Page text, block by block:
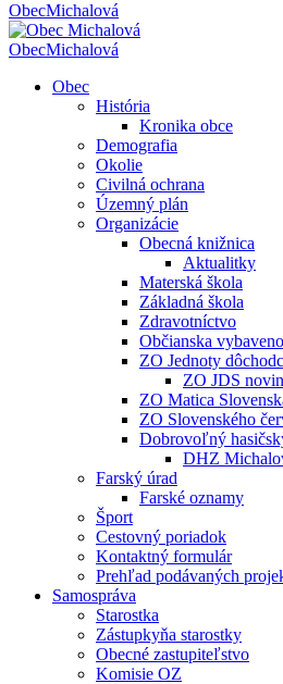
ObecMichalová
ObecMichalová
Obec
História
Kronika obce
Demografia
Okolie
Civilná ochrana
Územný plán
Organizácie
Obecná knižnica
Aktualitky
Materská škola
Základná škola
Zdravotníctvo
Občianska
ZO Jednoty
ZO JDS
ZO Matica
ZO Slovenského
Dobrovoľný
DHZ
Farský úrad
Farské oznamy
Šport
Cestovný poriadok
Kontaktný formulár
Prehľad podávaných
Samospráva
Starostka
Zástupkyňa starostky
Obecné zastupiteľstvo
Komisie OZ